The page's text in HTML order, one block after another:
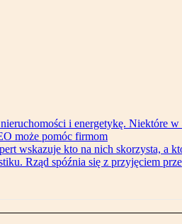
i energetykę. Niektóre w
może pomóc firmom
wskazuje kto na nich skorzysta, a
Rząd spóźnia się z przyjęciem